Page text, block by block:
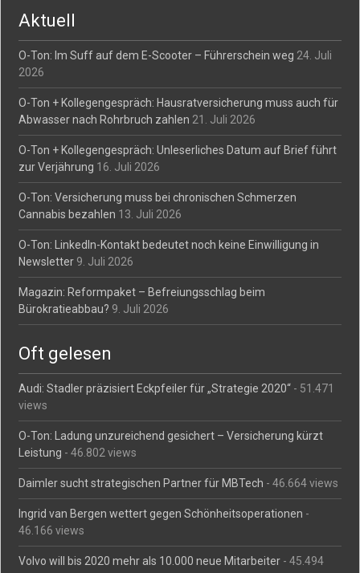
Aktuell
O-Ton: Im Suff auf dem E-Scooter – Führerschein weg 24. Juli
2026
O-Ton + Kollegengespräch: Hausratversicherung muss auch für
Abwasser nach Rohrbruch zahlen 21. Juli 2026
O-Ton + Kollegengespräch: Unleserliches Datum auf Brief führt
zur Verjährung 16. Juli 2026
O-Ton: Versicherung muss bei chronischen Schmerzen
Cannabis bezahlen 13. Juli 2026
O-Ton: LinkedIn-Kontakt bedeutet noch keine Einwilligung in
Newsletter 9. Juli 2026
Magazin: Reformpaket – Befreiungsschlag beim
Bürokratieabbau? 9. Juli 2026
Oft gelesen
Audi: Stadler präzisiert Eckpfeiler für „Strategie 2020“ - 51.471
views
O-Ton: Ladung unzureichend gesichert – Versicherung kürzt
Leistung - 46.802 views
Daimler sucht strategischen Partner für MBTech - 46.664 views
Ingrid van Bergen wettert gegen Schönheitsoperationen -
46.166 views
Volvo will bis 2020 mehr als 10.000 neue Mitarbeiter - 45.494